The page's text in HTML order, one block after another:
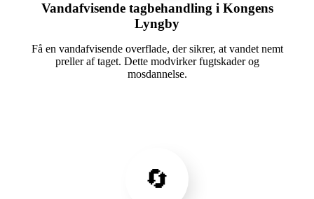
Vandafvisende tagbehandling i Kongens
Lyngby
Få en vandafvisende overflade, der sikrer, at vandet nemt
preller af taget. Dette modvirker fugtskader og
mosdannelse.
🔄